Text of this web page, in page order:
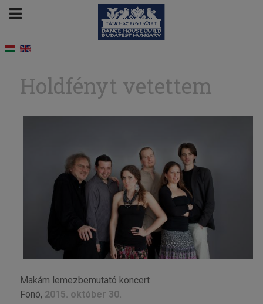
Holdfényt vetettem
Makám lemezbemutató koncert
Fonó, 2015. október 30.